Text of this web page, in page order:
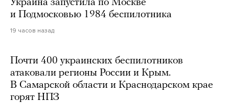
Украина запустила по Москве
и Подмосковью 1984 беспилотника
19 часов назад
Почти 400 украинских беспилотников
атаковали регионы России и Крым.
В Самарской области и Краснодарском крае
горят НПЗ